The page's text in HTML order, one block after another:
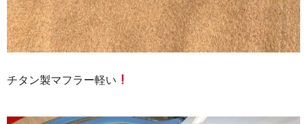
チタン製マフラー軽い